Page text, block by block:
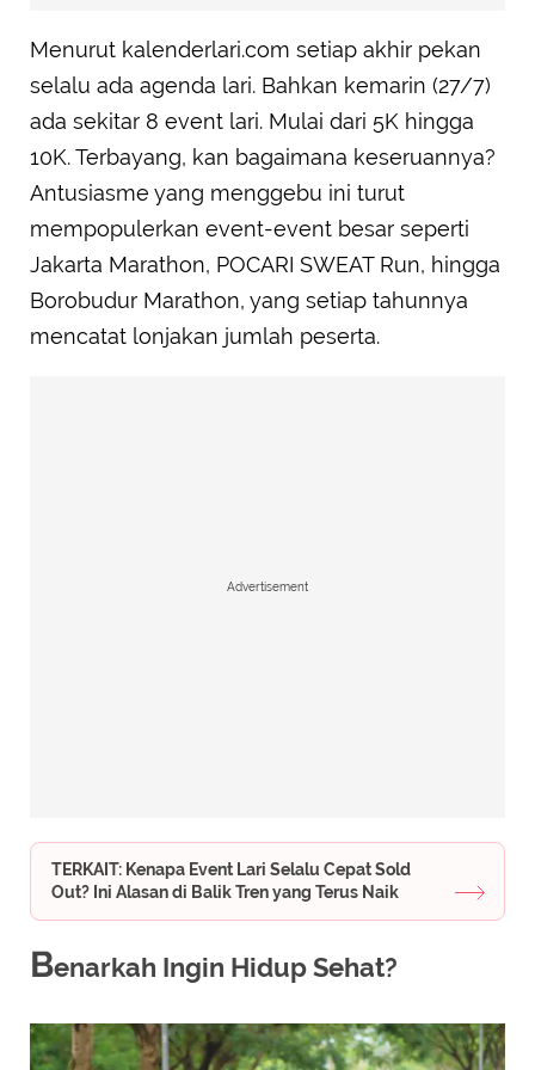
Menurut kalenderlari.com setiap akhir pekan
selalu ada agenda lari. Bahkan kemarin (27/7)
ada sekitar 8 event lari. Mulai dari 5K hingga
10K. Terbayang, kan bagaimana keseruannya?
Antusiasme yang menggebu ini turut
mempopulerkan event-event besar seperti
Jakarta Marathon, POCARI SWEAT Run, hingga
Borobudur Marathon, yang setiap tahunnya
mencatat lonjakan jumlah peserta.
Advertisement
TERKAIT: Kenapa Event Lari Selalu Cepat Sold
Out? Ini Alasan di Balik Tren yang Terus Naik
Benarkah Ingin Hidup Sehat?